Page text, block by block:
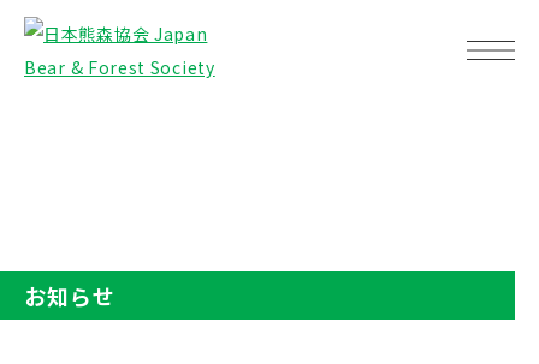
お知らせ